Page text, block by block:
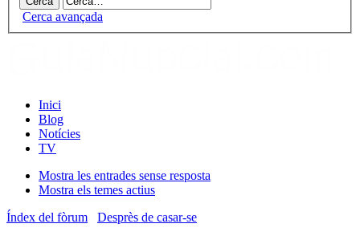
Cerca avançada
Inici
Blog
Notícies
TV
Mostra les entrades sense resposta
Mostra els temes actius
Índex del fòrum
Desprès de casar-se